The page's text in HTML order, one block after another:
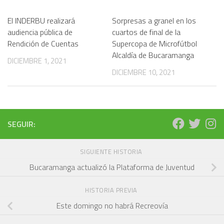
El INDERBU realizará
audiencia pública de
Rendición de Cuentas
DICIEMBRE 1, 2021
Sorpresas a granel en los
cuartos de final de la
Supercopa de Microfútbol
Alcaldía de Bucaramanga
DICIEMBRE 10, 2021
SEGUIR:
SIGUIENTE HISTORIA
Bucaramanga actualizó la Plataforma de Juventud
HISTORIA PREVIA
Este domingo no habrá Recreovía